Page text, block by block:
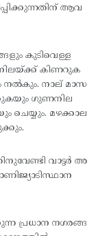
ആവ
കുടിവെള്ള
കിണറുക
നല്‍കും. നാല് മാസ
ഗുണനില
ചെയ്യും. മഴക്കാല
വാട്ടര്‍ അ
പ്രധാന നഗരങ്ങ